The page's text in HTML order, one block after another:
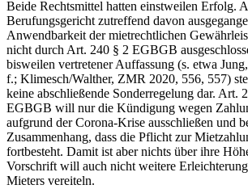
Beide Rechtsmittel hatten einstweilen Erfolg.
Berufungsgericht zutreffend davon
Anwendbarkeit der mietrechtlichen
nicht durch Art. 240 § 2 EGBGB
bisweilen vertretener Auffassung (s. etwa
f.; Klimesch/Walther, ZMR 2020, 556, 557)
keine abschließende Sonderregelung dar. Art.
EGBGB will nur die Kündigung wegen
aufgrund der Corona-Krise ausschließen und
Zusammenhang, dass die Pflicht zur
fortbesteht. Damit ist aber nichts über ihre
Vorschrift will auch nicht weitere
Mieters vereiteln.